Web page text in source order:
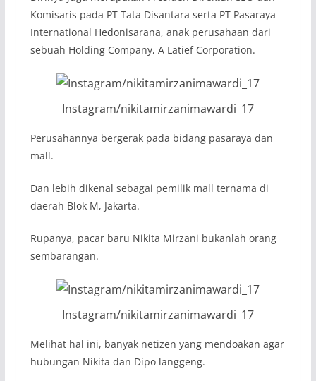
Komisaris pada PT Tata Disantara serta PT Pasaraya
International Hedonisarana, anak perusahaan dari
sebuah Holding Company, A Latief Corporation.
Instagram/nikitamirzanimawardi_17
Perusahannya bergerak pada bidang pasaraya dan
mall.
Dan lebih dikenal sebagai pemilik mall ternama di
daerah Blok M, Jakarta.
Rupanya, pacar baru Nikita Mirzani bukanlah orang
sembarangan.
Instagram/nikitamirzanimawardi_17
Melihat hal ini, banyak netizen yang mendoakan agar
hubungan Nikita dan Dipo langgeng.